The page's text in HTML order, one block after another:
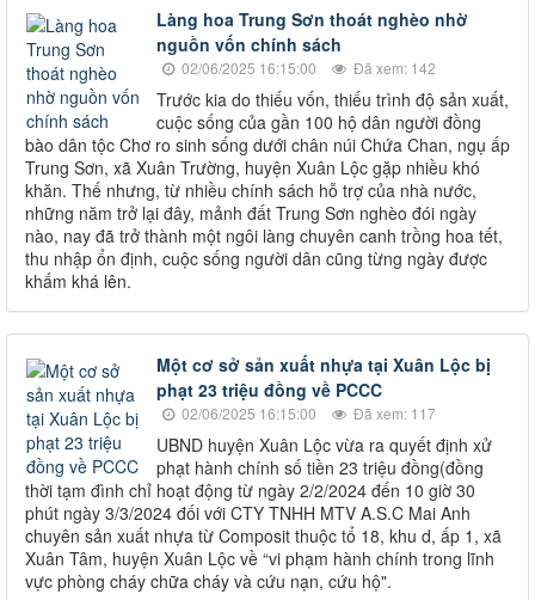
Làng hoa Trung Sơn thoát nghèo nhờ
nguồn vốn chính sách
02/06/2025 16:15:00 Đã xem: 142
Trước kia do thiếu vốn, thiếu trình độ sản xuất,
cuộc sống của gần 100 hộ dân người đồng
bào dân tộc Chơ ro sinh sống dưới chân núi Chứa Chan, ngụ ấp
Trung Sơn, xã Xuân Trường, huyện Xuân Lộc gặp nhiều khó
khăn. Thế nhưng, từ nhiều chính sách hỗ trợ của nhà nước,
những năm trở lại đây, mảnh đất Trung Sơn nghèo đói ngày
nào, nay đã trở thành một ngôi làng chuyên canh trồng hoa tết,
thu nhập ổn định, cuộc sống người dân cũng từng ngày được
khấm khá lên.
Một cơ sở sản xuất nhựa tại Xuân Lộc bị
phạt 23 triệu đồng về PCCC
02/06/2025 16:15:00 Đã xem: 117
UBND huyện Xuân Lộc vừa ra quyết định xử
phạt hành chính số tiền 23 triệu đồng(đồng
thời tạm đình chỉ hoạt động từ ngày 2/2/2024 đến 10 giờ 30
phút ngày 3/3/2024 đối với CTY TNHH MTV A.S.C Mai Anh
chuyên sản xuất nhựa từ Composit thuộc tổ 18, khu d, ấp 1, xã
Xuân Tâm, huyện Xuân Lộc về “vi phạm hành chính trong lĩnh
vực phòng cháy chữa cháy và cứu nạn, cứu hộ".